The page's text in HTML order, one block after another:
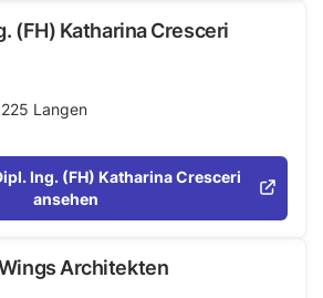
(FH) Katharina Cresceri
Langen
Ing. (FH) Katharina Cresceri
ansehen
Architekten